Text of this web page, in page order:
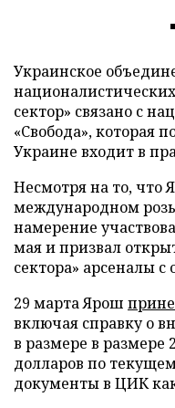
Украинское
сектор» связано с
«Свобода», которая
Украине входит в
Несмотря на то, что
международном
намерение
мая и призвал
сектора» арсеналы
29 марта Ярош
включая справку о
в размере в размере
долларов по
документы в ЦИК